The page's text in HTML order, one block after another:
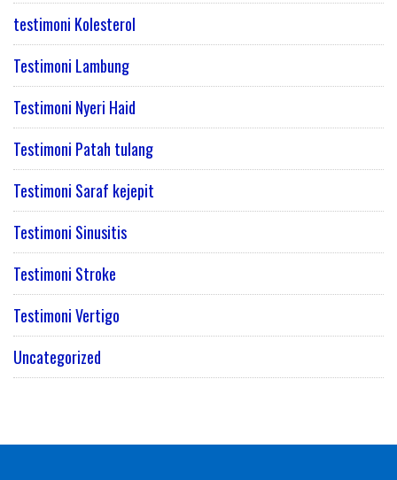
testimoni Kolesterol
Testimoni Lambung
Testimoni Nyeri Haid
Testimoni Patah tulang
Testimoni Saraf kejepit
Testimoni Sinusitis
Testimoni Stroke
Testimoni Vertigo
Uncategorized